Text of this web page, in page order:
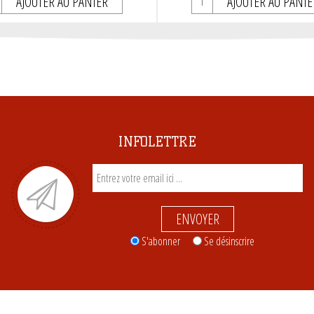
INFOLETTRE
ENVOYER
S'abonner Se désinscrire